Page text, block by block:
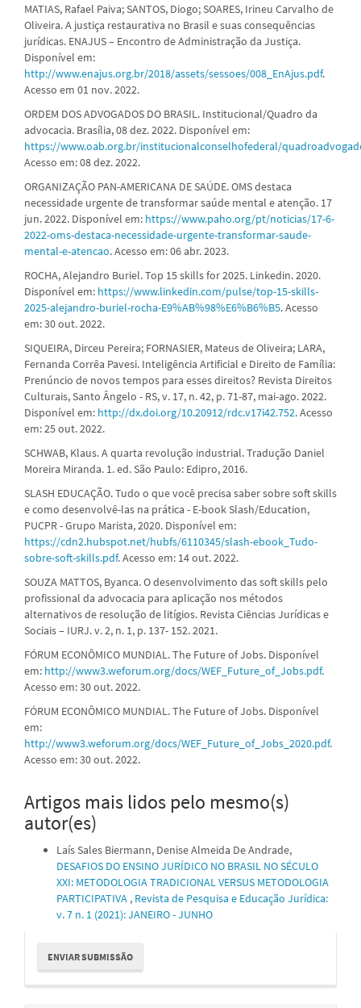
MATIAS, Rafael Paiva; SANTOS, Diogo; SOARES, Irineu Carvalho de
Oliveira. A justiça restaurativa no Brasil e suas consequências
jurídicas. ENAJUS – Encontro de Administração da Justiça.
Disponível em:
http://www.enajus.org.br/2018/assets/sessoes/008_EnAjus.pdf.
Acesso em 01 nov. 2022.
ORDEM DOS ADVOGADOS DO BRASIL. Institucional/Quadro da
advocacia. Brasília, 08 dez. 2022. Disponível em:
https://www.oab.org.br/institucionalconselhofederal/
Acesso em: 08 dez. 2022.
ORGANIZAÇÃO PAN-AMERICANA DE SAÚDE. OMS destaca
necessidade urgente de transformar saúde mental e atenção. 17
jun. 2022. Disponível em: https://www.paho.org/pt/noticias/17-6-
2022-oms-destaca-necessidade-urgente-transformar-saude-
mental-e-atencao. Acesso em: 06 abr. 2023.
ROCHA, Alejandro Buriel. Top 15 skills for 2025. Linkedin. 2020.
Disponível em: https://www.linkedin.com/pulse/top-15-skills-
2025-alejandro-buriel-rocha-E9%AB%98%E6%B6%B5. Acesso
em: 30 out. 2022.
SIQUEIRA, Dirceu Pereira; FORNASIER, Mateus de Oliveira; LARA,
Fernanda Corrêa Pavesi. Inteligência Artificial e Direito de Família:
Prenúncio de novos tempos para esses direitos? Revista Direitos
Culturais, Santo Ângelo - RS, v. 17, n. 42, p. 71-87, mai-ago. 2022.
Disponível em: http://dx.doi.org/10.20912/rdc.v17i42.752. Acesso
em: 25 out. 2022.
SCHWAB, Klaus. A quarta revolução industrial. Tradução Daniel
Moreira Miranda. 1. ed. São Paulo: Edipro, 2016.
SLASH EDUCAÇÃO. Tudo o que você precisa saber sobre soft skills
e como desenvolvê-las na prática - E-book Slash/Education,
PUCPR - Grupo Marista, 2020. Disponível em:
https://cdn2.hubspot.net/hubfs/6110345/slash-ebook_Tudo-
sobre-soft-skills.pdf. Acesso em: 14 out. 2022.
SOUZA MATTOS, Byanca. O desenvolvimento das soft skills pelo
profissional da advocacia para aplicação nos métodos
alternativos de resolução de litígios. Revista Ciências Jurídicas e
Sociais – IURJ. v. 2, n. 1, p. 137- 152. 2021.
FÓRUM ECONÔMICO MUNDIAL. The Future of Jobs. Disponível
em: http://www3.weforum.org/docs/WEF_Future_of_Jobs.pdf.
Acesso em: 30 out. 2022.
FÓRUM ECONÔMICO MUNDIAL. The Future of Jobs. Disponível
em:
http://www3.weforum.org/docs/WEF_Future_of_Jobs_2020.pdf.
Acesso em: 30 out. 2022.
Artigos mais lidos pelo mesmo(s)
autor(es)
Laís Sales Biermann, Denise Almeida De Andrade,
DESAFIOS DO ENSINO JURÍDICO NO BRASIL NO SÉCULO
XXI: METODOLOGIA TRADICIONAL VERSUS METODOLOGIA
PARTICIPATIVA , Revista de Pesquisa e Educação Jurídica:
v. 7 n. 1 (2021): JANEIRO - JUNHO
Enviar
Submissão
ENVIAR SUBMISSÃO